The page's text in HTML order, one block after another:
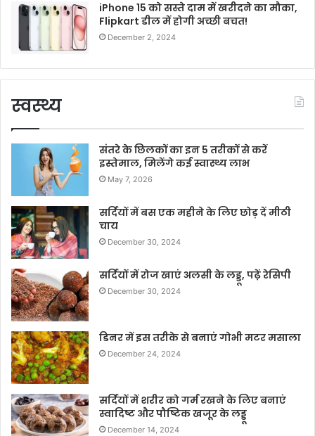
iPhone 15 को सस्ते दाम में खरीदने का मौका,
Flipkart डील में होगी अच्छी बचत!
December 2, 2024
स्वस्थ्य
संतरे के छिलकों का इन 5 तरीकों से करें
इस्तेमाल, मिलेंगे कई स्वास्थ्य लाभ
May 7, 2026
सर्दियों में बस एक महीने के लिए छोड़ दें मीठी
चाय
December 30, 2024
सर्दियों में रोज खाएं अलसी के लड्डू, पढ़ें रेसिपी
December 30, 2024
डिनर में इस तरीके से बनाएं गोभी मटर मसाला
December 24, 2024
सर्दियों में शरीर को गर्म रखने के लिए बनाएं
स्वादिष्ट और पौष्टिक खजूर के लड्डू
December 14, 2024